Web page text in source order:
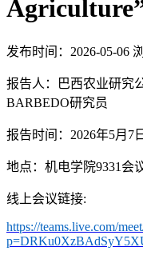
发布时间：2026-05-06
报告人：巴西农业研究
BARBEDO研究员
报告时间： 2026年5月 7 日
地点：机电学院9331 会
线上会议链接:
https://teams.live.com/